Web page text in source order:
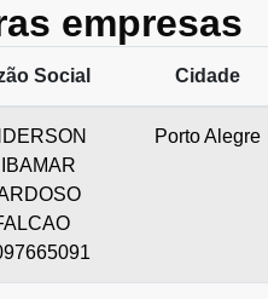
empresas
Social Cidade
Porto Alegre